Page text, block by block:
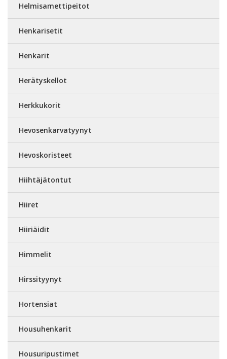
Helmisamettipeitot
Henkarisetit
Henkarit
Herätyskellot
Herkkukorit
Hevosenkarvatyynyt
Hevoskoristeet
Hiihtäjätontut
Hiiret
Hiiriäidit
Himmelit
Hirssityynyt
Hortensiat
Housuhenkarit
Housuripustimet